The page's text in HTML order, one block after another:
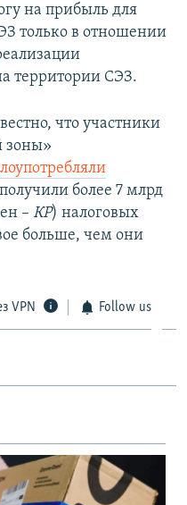
на прибыль для
только в отношении
территории СЭЗ.
что участники
зоны»
более 7 млрд
– КР) налоговых
больше, чем они
VPN Follow us